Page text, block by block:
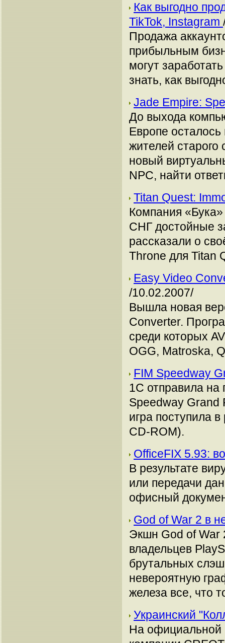
Как выгодно
TikTok, Instagram
Продажа
прибыльным
могут
знать, как
Jade Empire:
До выхода
Европе осталось
жителей старого
новый
NPC, найти
Titan Quest:
Компания «Бука»
СНГ достойные
рассказали о
Throne для Titan
Easy Video
/10.02.2007/
Вышла новая
Converter.
среди которых
OGG, Matroska,
FIM Speedway
1C отправила на
Speedway Grand
игра
CD-ROM).
OfficeFIX 5.93:
В результате
или передачи
офисный
God of War 2 в
Экшн God of War
владельцев
брутальных
невероятную
железа все, что
Украинский
На официальной